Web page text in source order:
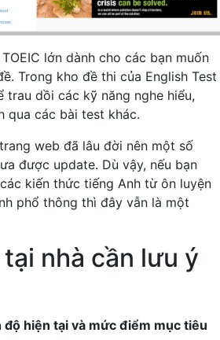
lớn dành cho các bạn muốn
Trong kho đề thi của English Test
trau dồi các kỹ năng nghe hiểu,
qua các bài test khác.
web đã lâu đời nên một số
được update. Dù vậy, nếu bạn
kiến thức tiếng Anh từ ôn luyện
phổ thông thì đây vẫn là một
tại nhà cần lưu ý
hiện tại và mức điểm mục tiêu